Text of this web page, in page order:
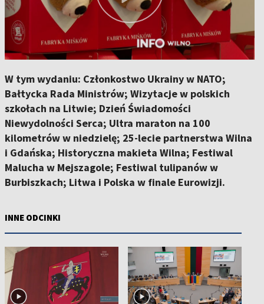
W tym wydaniu: Członkostwo Ukrainy w NATO;
Bałtycka Rada Ministrów; Wizytacje w polskich
szkołach na Litwie; Dzień Świadomości
Niewydolności Serca; Ultra maraton na 100
kilometrów w niedzielę; 25-lecie partnerstwa Wilna
i Gdańska; Historyczna makieta Wilna; Festiwal
Malucha w Mejszagole; Festiwal tulipanów w
Burbiszkach; Litwa i Polska w finale Eurowizji.
INNE ODCINKI